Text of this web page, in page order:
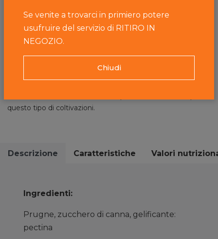
Sant'Orsola è una Organizzazione di Produttori Agricoli
specializzata nella produzione e commercializzazione di
a Pergine Valsugana, pochi km a est di Trento, alla porte
questo tipo di coltivazioni.
Descrizione Caratteristiche Valori
Ingredienti:
Prugne, zucchero di canna, gelificante:
pectina
Se venite a trovarci in primiero potere
usufruire del servizio di RITIRO IN
NEGOZIO.
Chiudi